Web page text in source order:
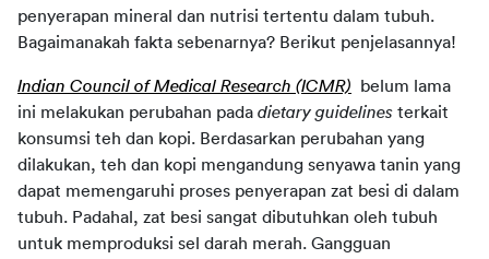
penyerapan mineral dan nutrisi tertentu dalam tubuh.
Bagaimanakah fakta sebenarnya? Berikut penjelasannya!
Indian Council of Medical Research (ICMR)
belum lama
ini melakukan perubahan pada dietary guidelines terkait
konsumsi teh dan kopi. Berdasarkan perubahan yang
dilakukan, teh dan kopi mengandung senyawa tanin yang
dapat memengaruhi proses penyerapan zat besi di dalam
tubuh. Padahal, zat besi sangat dibutuhkan oleh tubuh
untuk memproduksi sel darah merah. Gangguan